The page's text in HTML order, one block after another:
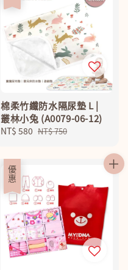
棉柔竹纖防水隔尿墊 L |
叢林小兔 (A0079-06-12)
Sale
NT$ 580 Regular
NT$ 750
優惠